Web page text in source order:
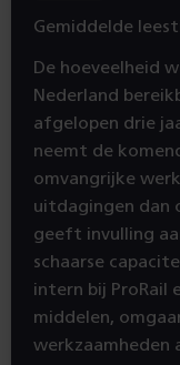
Gemiddelde
De hoeveelheid
Nederland
afgelopen drie
neemt de
omvangrijke
uitdagingen dan
geeft invulling
schaarse
intern bij ProRail
middelen,
werkzaamheden